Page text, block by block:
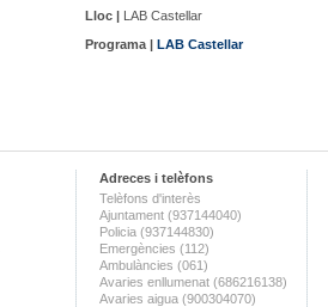
Lloc | LAB Castellar
Programa | LAB Castellar
Adreces i telèfons
Telèfons d'interès
Ajuntament (937144040)
Policia (937144830)
Emergències (112)
Ambulàncies (061)
Avaries enllumenat (686216138)
Avaries aigua (900304070)